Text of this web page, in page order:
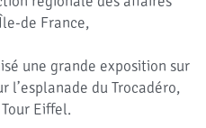
de France,
une grande exposition sur
l’esplanade du Trocadéro,
Eiffel.